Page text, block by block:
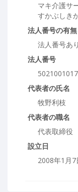
マキ介護サ
すかぶしき
法人番号の有無
法人番号あり
法人番号
代表者の氏名
牧野利枝
代表者の職名
代表取締役
設立日
2008年1月7